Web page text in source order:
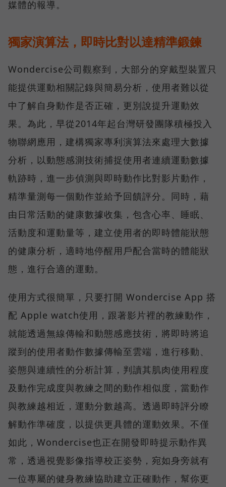
媒體的報導。
獨家演算法，即時比對以達精準鍛鍊
Wondercise公司觀察到，大部分的穿戴型裝置只
能提供運動相關記錄與簡易分析，使用者難以從
中了解自身動作是否正確，更別說提升運動效
果。為此，早從2014年起台灣研發團隊積極投入
物聯網應用，建構獨家專利演算法來處理大數據
分析，以動態感測技術捕捉使用者連續運動數據
軌跡時，進一步偵測與即時動作比對影片動作，
精準量測每一個動作並給予回饋評分。同時，藉
由日常活動的健康數據收集，包含心率、睡眠、
活動度和運動量等，建立使用者的即時體能狀態
的健康分析，適時地停醒用戶配合當時的體能狀
態，進行合適的運動。
使用方式很簡單，只要打開 Wondercise App 搭
配 Apple watch使用，跟著影片裡的教練動作，
就能透過無線傳輸和動態感應技術，將即時將追
蹤到的使用者動作數據傳輸至雲端，進行移動、
姿態與連續性的分析計算，判讀其肌肉使用程度
及動作完成度與教練之間的動作相似度，當動作
與教練越相近，運動分數越高。透過即時評分瞭
解動作準確度，以提供更具體的運動效果。不僅
如此，Wondercise也正在開發即時提示動作異
常，透過視覺影像指導校正姿勢，宛如身旁就有
一位專屬的健身教練協助建立正確動作，幫你更